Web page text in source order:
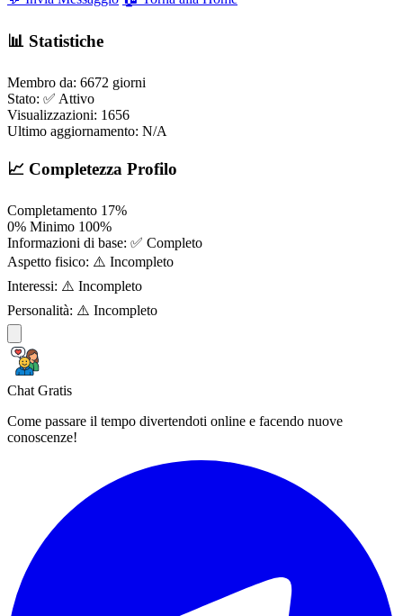
📊 Statistiche
Membro da: 6672 giorni
Stato: ✅ Attivo
Visualizzazioni: 1656
Ultimo aggiornamento: N/A
📈 Completezza Profilo
Completamento 17%
0% Minimo 100%
Informazioni di base: ✅ Completo
Aspetto fisico: ⚠️ Incompleto
Interessi: ⚠️ Incompleto
Personalità: ⚠️ Incompleto
Chat Gratis
Come passare il tempo divertendoti online e facendo nuove
conoscenze!